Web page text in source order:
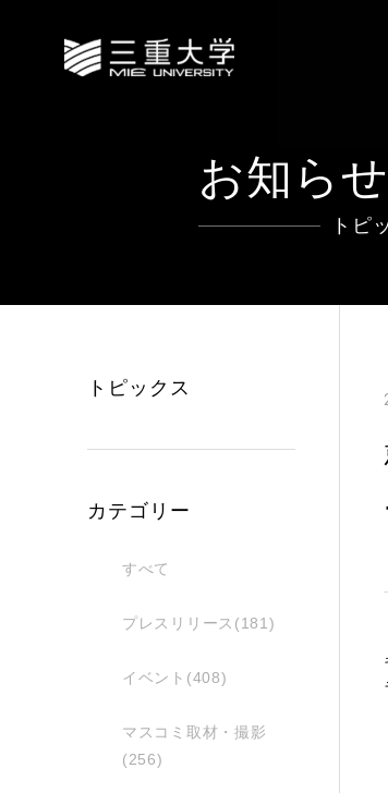
お知らせ
トピ
トピックス
カテゴリー
すべて
プレスリリース(181)
イベント(408)
マスコミ取材・撮影
(256)